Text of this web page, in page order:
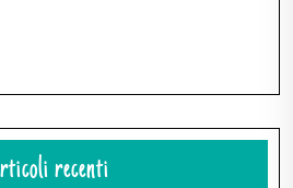
recenti